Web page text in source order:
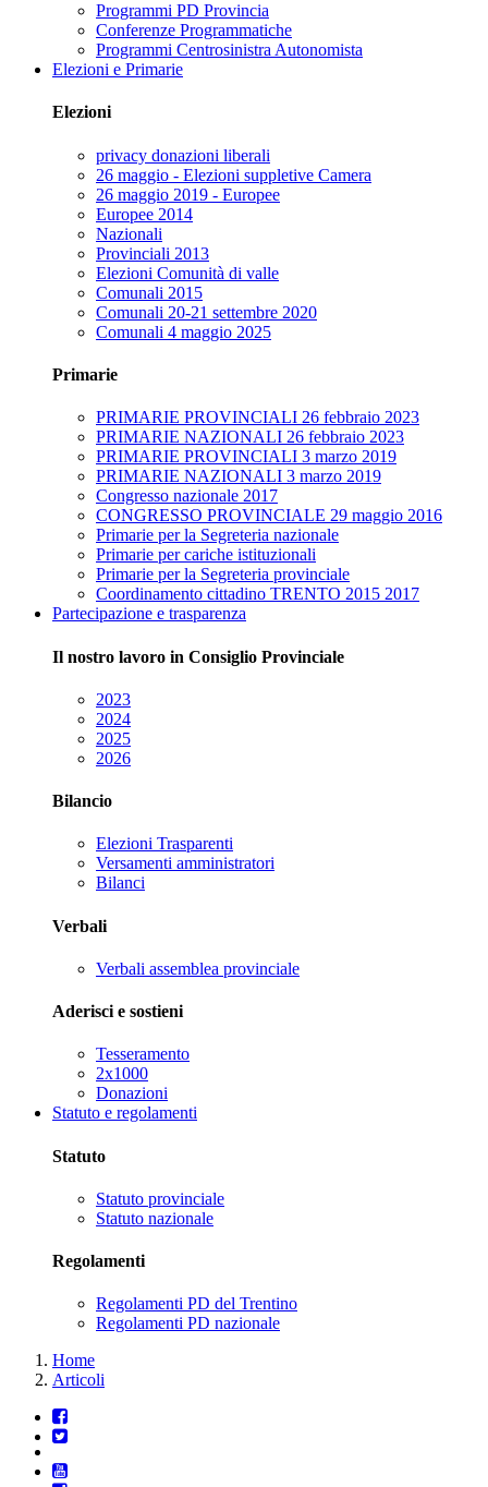
Programmi PD Provincia
Conferenze Programmatiche
Programmi Centrosinistra Autonomista
Elezioni e Primarie
Elezioni
privacy donazioni liberali
26 maggio - Elezioni suppletive Camera
26 maggio 2019 - Europee
Europee 2014
Nazionali
Provinciali 2013
Elezioni Comunità di valle
Comunali 2015
Comunali 20-21 settembre 2020
Comunali 4 maggio 2025
Primarie
PRIMARIE PROVINCIALI 26 febbraio 2023
PRIMARIE NAZIONALI 26 febbraio 2023
PRIMARIE PROVINCIALI 3 marzo 2019
PRIMARIE NAZIONALI 3 marzo 2019
Congresso nazionale 2017
CONGRESSO PROVINCIALE 29 maggio 2016
Primarie per la Segreteria nazionale
Primarie per cariche istituzionali
Primarie per la Segreteria provinciale
Coordinamento cittadino TRENTO 2015 2017
Partecipazione e trasparenza
Il nostro lavoro in Consiglio Provinciale
2023
2024
2025
2026
Bilancio
Elezioni Trasparenti
Versamenti amministratori
Bilanci
Verbali
Verbali assemblea provinciale
Aderisci e sostieni
Tesseramento
2x1000
Donazioni
Statuto e regolamenti
Statuto
Statuto provinciale
Statuto nazionale
Regolamenti
Regolamenti PD del Trentino
Regolamenti PD nazionale
Home
Articoli